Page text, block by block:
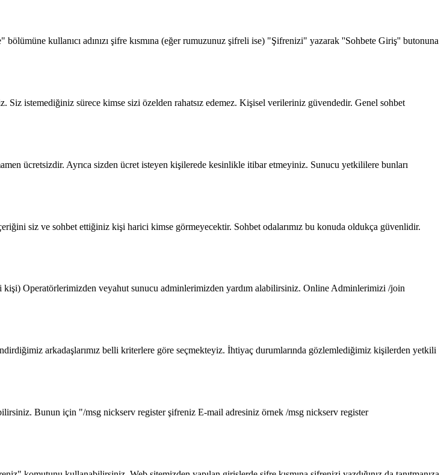
kullanıcı adınızı şifre kısmına (eğer rumuzunuz şifreli ise) "Şifrenizi" yazarak ''Sohbete Giriş'' butonuna
istemediğiniz sürece kimse sizi özelden rahatsız edemez. Kişisel verileriniz güvendedir. Genel sohbet
ücretsizdir. Ayrıca sizden ücret isteyen kişilerede kesinlikle itibar etmeyiniz. Sunucu yetkililere bunları
siz ve sohbet ettiğiniz kişi harici kimse görmeyecektir. Sohbet odalarımız bu konuda oldukça güvenlidir.
Operatörlerimizden veyahut sunucu adminlerimizden yardım alabilirsiniz. Online Adminlerimizi /join
arkadaşlarımız belli kriterlere göre seçmekteyiz. İhtiyaç durumlarında gözlemlediğimiz kişilerden yetkili
Bunun için "/msg nickserv register şifreniz E-mail adresiniz örnek /msg nickserv register